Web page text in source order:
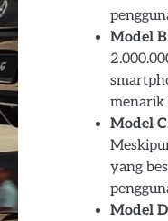
Model B
menarik
Model C
yang
Model D